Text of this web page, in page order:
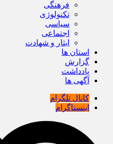
فرهنگی
تکنولوژی
سیاسی
اجتماعی
ایثار و شهادت
استان ها
گزارش
یادداشت
آگهی ها
کانال تلگرام
اینستاگرام